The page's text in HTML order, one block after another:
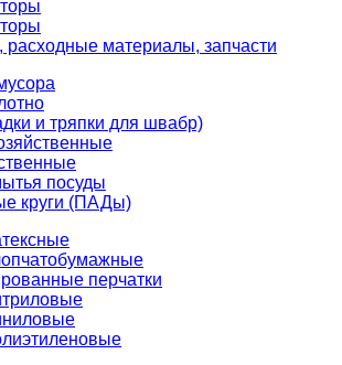
расходные материалы, запчасти
и тряпки для швабр)
посуды
круги (ПАДы)
перчатки